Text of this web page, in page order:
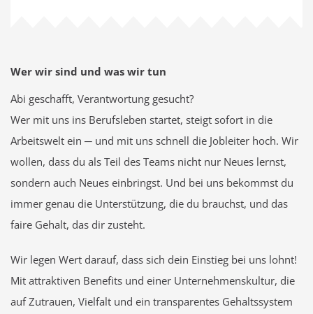
Wer wir sind und was wir tun
Abi geschafft, Verantwortung gesucht?
Wer mit uns ins Berufsleben startet, steigt sofort in die
Arbeitswelt ein ─ und mit uns schnell die Jobleiter hoch. Wir
wollen, dass du als Teil des Teams nicht nur Neues lernst,
sondern auch Neues einbringst. Und bei uns bekommst du
immer genau die Unterstützung, die du brauchst, und das
faire Gehalt, das dir zusteht.
Wir legen Wert darauf, dass sich dein Einstieg bei uns lohnt!
Mit attraktiven Benefits und einer Unternehmenskultur, die
auf Zutrauen, Vielfalt und ein transparentes Gehaltssystem